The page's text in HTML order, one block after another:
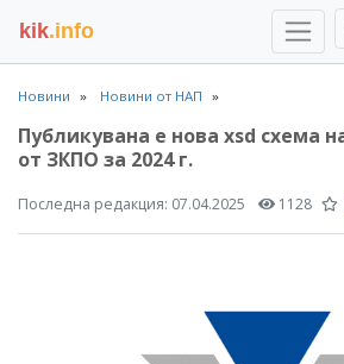
kik.info
Новини Новини от НАП
Публикувана е нова xsd схема
от ЗКПО за 2024 г.
Последна редакция: 07.04.2025 1128